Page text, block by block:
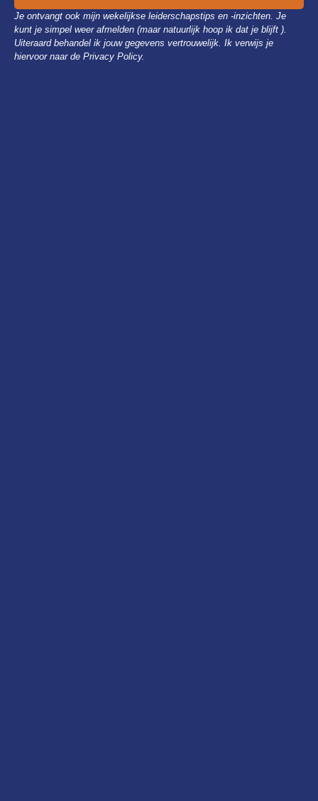
Je ontvangt ook mijn wekelijkse leiderschapstips en -inzichten. Je
kunt je simpel weer afmelden (maar natuurlijk hoop ik dat je blijft ).
Uiteraard behandel ik jouw gegevens vertrouwelijk. Ik verwijs je
hiervoor naar de Privacy Policy.